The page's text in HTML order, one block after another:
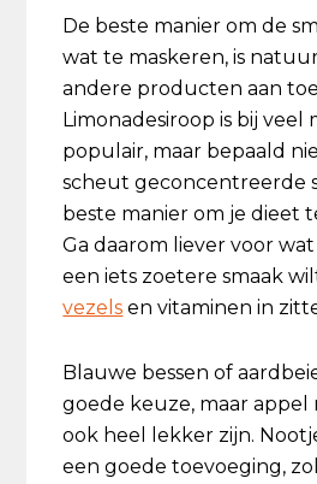
De beste manier om de
wat te maskeren, is
andere producten aan
Limonadesiroop is bij veel
populair, maar bepaald
scheut geconcentreerde
beste manier om je dieet
Ga daarom liever voor
een iets zoetere smaak
vezels en vitaminen in
Blauwe bessen of
goede keuze, maar appel
ook heel lekker zijn.
een goede toevoeging,